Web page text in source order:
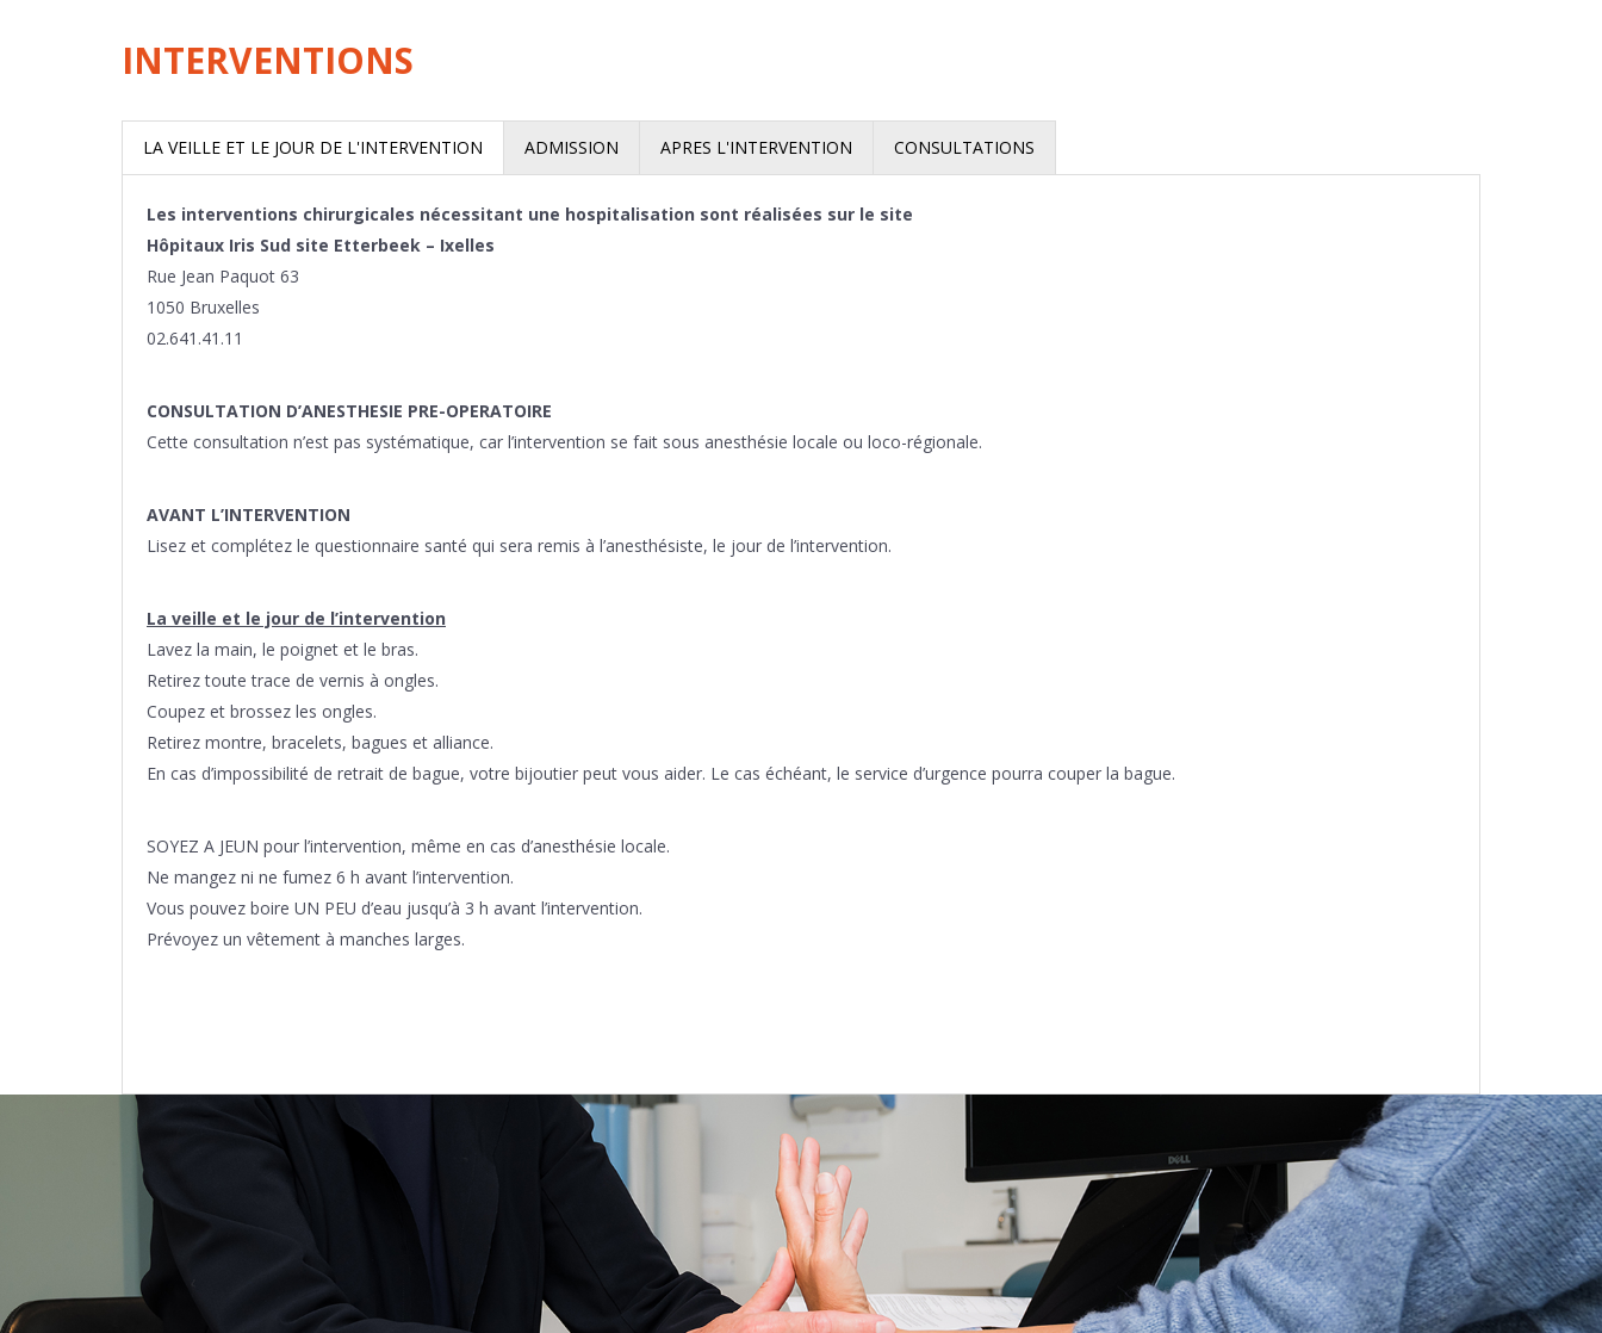
INTERVENTIONS
LA VEILLE ET LE JOUR DE L'INTERVENTION ADMISSION APRES L'INTERVENTION CONSULTATIONS
Les interventions chirurgicales nécessitant une hospitalisation sont réalisées sur le site
Hôpitaux Iris Sud site Etterbeek – Ixelles
Rue Jean Paquot 63
1050 Bruxelles
02.641.41.11
CONSULTATION D’ANESTHESIE PRE-OPERATOIRE
Cette consultation n’est pas systématique, car l’intervention se fait sous anesthésie locale ou loco-régionale.
AVANT L’INTERVENTION
Lisez et complétez le questionnaire santé qui sera remis à l’anesthésiste, le jour de l’intervention.
La veille et le jour de l’intervention
Lavez la main, le poignet et le bras.
Retirez toute trace de vernis à ongles.
Coupez et brossez les ongles.
Retirez montre, bracelets, bagues et alliance.
En cas d’impossibilité de retrait de bague, votre bijoutier peut vous aider. Le cas échéant, le service d’urgence pourra couper la bague.
SOYEZ A JEUN pour l’intervention, même en cas d’anesthésie locale.
Ne mangez ni ne fumez 6 h avant l’intervention.
Vous pouvez boire UN PEU d’eau jusqu’à 3 h avant l’intervention.
Prévoyez un vêtement à manches larges.